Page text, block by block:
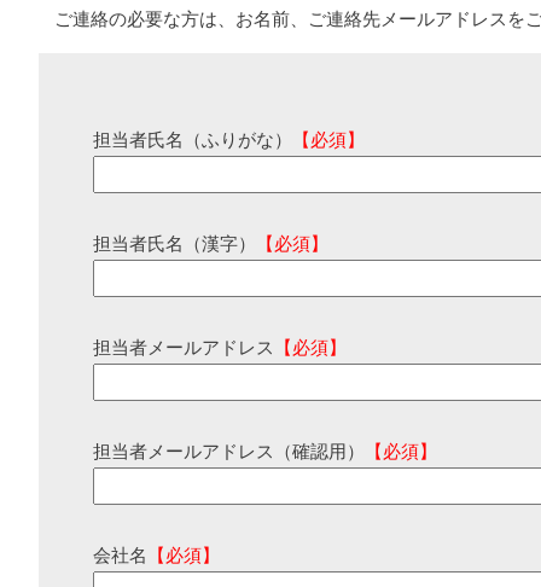
ご連絡の必要な方は、お名前、ご連絡先メールアドレスを
担当者氏名（ふりがな） 【必須】
担当者氏名（漢字） 【必須】
担当者メールアドレス 【必須】
担当者メールアドレス（確認用） 【必須】
会社名 【必須】